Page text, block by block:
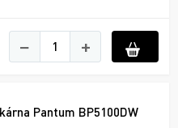
− +
Pantum BP5100DW